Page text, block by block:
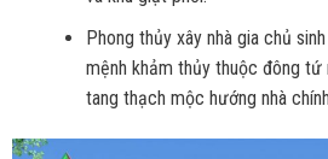
Phong thủy xây nhà gia chủ
mệnh khảm thủy thuộc đông tứ
tang thạch mộc hướng nhà